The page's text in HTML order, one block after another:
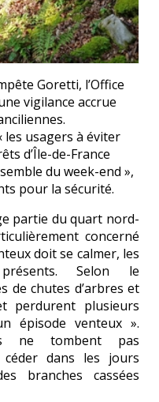
Goretti, l’Office
vigilance accrue
les usagers à éviter
d’Île-de-France
du week-end »,
pour la sécurité.
partie du quart nord-
concerné
doit se calmer, les
Selon le
de chutes d’arbres et
perdurent plusieurs
épisode venteux ».
ne tombent pas
dans les jours
branches cassées